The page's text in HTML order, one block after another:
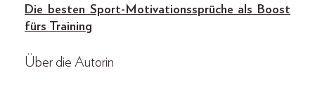
Die besten Sport-Motivationssprüche als Boost
fürs Training
Über die Autorin